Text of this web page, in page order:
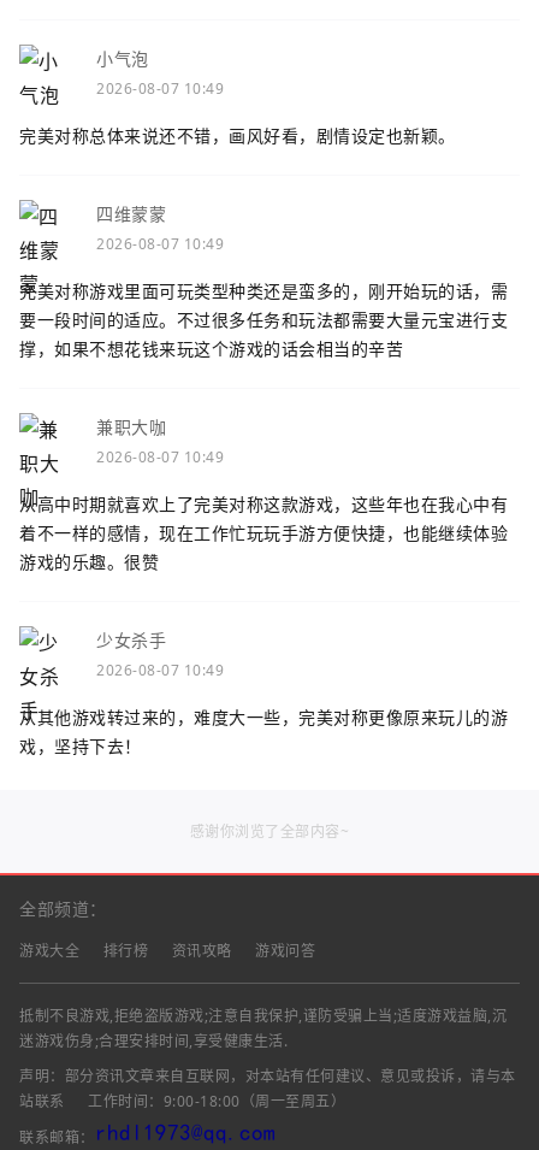
小气泡
2026-08-07 10:49
完美对称总体来说还不错，画风好看，剧情设定也新颖。
四维蒙蒙
2026-08-07 10:49
完美对称游戏里面可玩类型种类还是蛮多的，刚开始玩的话，需
要一段时间的适应。不过很多任务和玩法都需要大量元宝进行支
撑，如果不想花钱来玩这个游戏的话会相当的辛苦
兼职大咖
2026-08-07 10:49
从高中时期就喜欢上了完美对称这款游戏，这些年也在我心中有
着不一样的感情，现在工作忙玩玩手游方便快捷，也能继续体验
游戏的乐趣。很赞
少女杀手
2026-08-07 10:49
从其他游戏转过来的，难度大一些，完美对称更像原来玩儿的游
戏，坚持下去！
感谢你浏览了全部内容~
全部频道：
游戏大全 排行榜 资讯攻略 游戏问答
抵制不良游戏,拒绝盗版游戏;注意自我保护,谨防受骗上当;适度游戏益脑,沉
迷游戏伤身;合理安排时间,享受健康生活.
声明：部分资讯文章来自互联网，对本站有任何建议、意见或投诉，请与本
站联系
工作时间：9:00-18:00（周一至周五）
联系邮箱：